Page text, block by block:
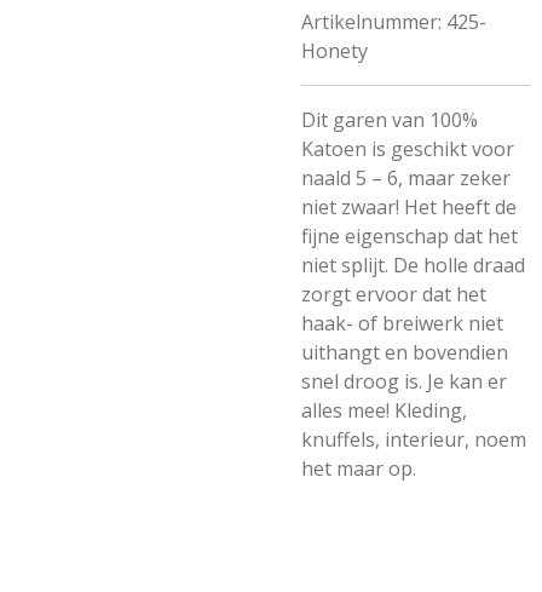
Artikelnummer: 425-
Honety
Dit garen van 100%
Katoen is geschikt voor
naald 5 – 6, maar zeker
niet zwaar! Het heeft de
fijne eigenschap dat het
niet splijt. De holle draad
zorgt ervoor dat het
haak- of breiwerk niet
uithangt en bovendien
snel droog is. Je kan er
alles mee! Kleding,
knuffels, interieur, noem
het maar op.